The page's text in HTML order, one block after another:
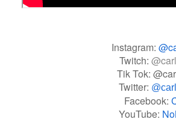
Instagram:
Twitch:
Tik Tok:
Twitter:
Facebook:
YouTube: